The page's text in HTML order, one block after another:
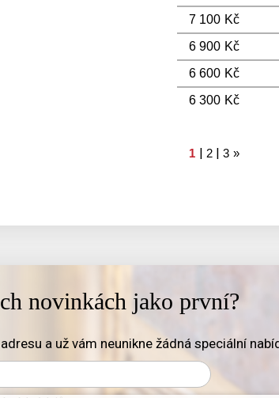
7 100 Kč
6 900 Kč
6 600 Kč
6 300 Kč
1 | 2 |3 »
novinkách jako první?
a už vám neunikne žádná speciální